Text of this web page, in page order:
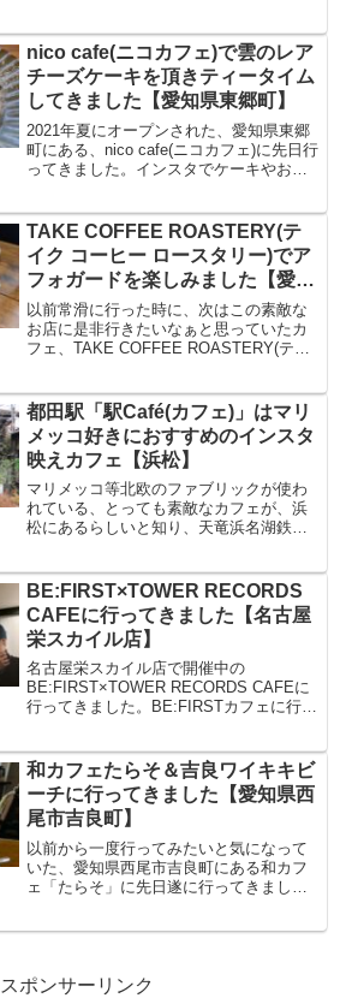
トにしたお店で、美味しいケーキと自家
焙煎珈琲が楽しめ...
nico cafe(ニコカフェ)で雲のレア
チーズケーキを頂きティータイム
してきました【愛知県東郷町】
2021年夏にオープンされた、愛知県東郷
町にある、nico cafe(ニコカフェ)に先日行
ってきました。インスタでケーキやお店
す。ふんわりした雰囲気のとっても可愛
らしい...
TAKE COFFEE ROASTERY(テ
イク コーヒー ロースタリー)でア
フォガードを楽しみました【愛知
県常滑市】
以前常滑に行った時に、次はこの素敵な
お店に是非行きたいなぁと思っていたカ
フェ、TAKE COFFEE ROASTERY(テイ
などが飾られたとってもおしゃれで素敵
なカ...
都田駅「駅Café(カフェ)」はマリ
メッコ好きにおすすめのインスタ
映えカフェ【浜松】
マリメッコ等北欧のファブリックが使わ
れている、とっても素敵なカフェが、浜
松にあるらしいと知り、天竜浜名湖鉄道
好きにはたまらない、インスタ映え間違
いなし＆最高にフ...
BE:FIRST×TOWER RECORDS
CAFEに行ってきました【名古屋
栄スカイル店】
名古屋栄スカイル店で開催中の
BE:FIRST×TOWER RECORDS CAFEに
行ってきました。BE:FIRSTカフェに行く
入してからずっと楽しみにしていまし
た。メ...
和カフェたらそ＆吉良ワイキキビ
ーチに行ってきました【愛知県西
尾市吉良町】
以前から一度行ってみたいと気になって
いた、愛知県西尾市吉良町にある和カフ
ェ「たらそ」に先日遂に行ってきまし
スポンサーリンク